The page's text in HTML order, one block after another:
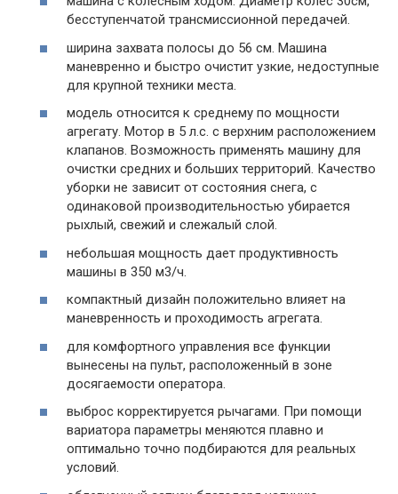
бесступенчатой трансмиссионной передачей.
ширина захвата полосы до 56 см. Машина
маневренно и быстро очистит узкие, недоступные
для крупной техники места.
модель относится к среднему по мощности
агрегату. Мотор в 5 л.с. с верхним расположением
клапанов. Возможность применять машину для
очистки средних и больших территорий. Качество
уборки не зависит от состояния снега, с
одинаковой производительностью убирается
рыхлый, свежий и слежалый слой.
небольшая мощность дает продуктивность
машины в 350 м3/ч.
компактный дизайн положительно влияет на
маневренность и проходимость агрегата.
для комфортного управления все функции
вынесены на пульт, расположенный в зоне
досягаемости оператора.
выброс корректируется рычагами. При помощи
вариатора параметры меняются плавно и
оптимально точно подбираются для реальных
условий.